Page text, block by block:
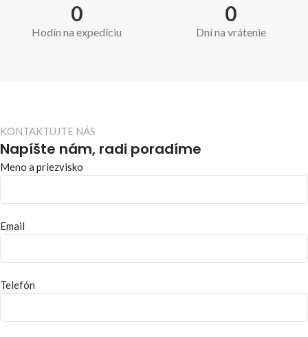
0
Hodín na expedíciu
0
Dní na vrátenie
KONTAKTUJTE NÁS
Napíšte nám, radi poradíme
Meno a priezvisko
Email
Telefón